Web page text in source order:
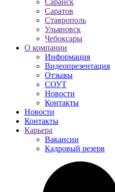
Саранск
Саратов
Ставрополь
Ульяновск
Чебоксары
О компании
Информация
Видеопрезентация
Отзывы
СОУТ
Новости
Контакты
Новости
Контакты
Карьера
Вакансии
Кадровый резерв